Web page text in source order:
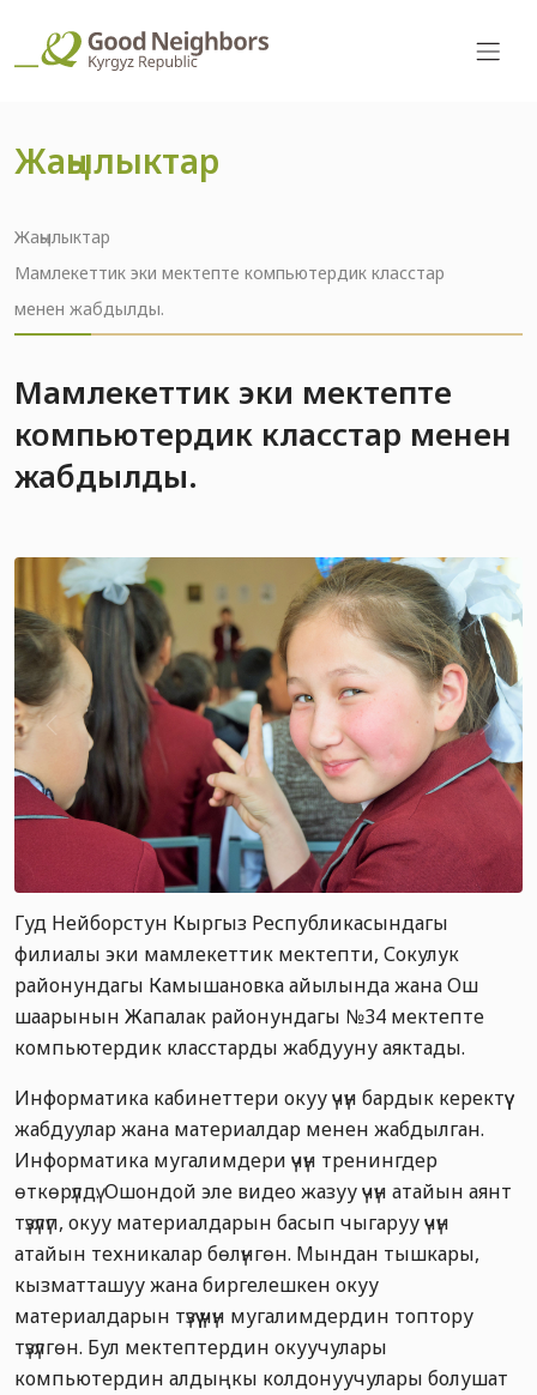
Жаңылыктар
Жаңылыктар
Мамлекеттик эки мектепте компьютердик класстар
менен жабдылды.
Мамлекеттик эки мектепте
компьютердик класстар менен
жабдылды.
Гуд Нейборстун Кыргыз Республикасындагы
филиалы эки мамлекеттик мектепти, Сокулук
районундагы Камышановка айылында жана Ош
шаарынын Жапалак районундагы №34 мектепте
компьютердик класстарды жабдууну аяктады.
Информатика кабинеттери окуу үчүн бардык керектүү
жабдуулар жана материалдар менен жабдылган.
Информатика мугалимдери үчүн тренингдер
өткөрүлдү. Ошондой эле видео жазуу үчүн атайын аянт
түзүлүп, окуу материалдарын басып чыгаруу үчүн
атайын техникалар бөлүнгөн. Мындан тышкары,
кызматташуу жана биргелешкен окуу
материалдарын түзүү үчүн мугалимдердин топтору
түзүлгөн. Бул мектептердин окуучулары
компьютердин алдыңкы колдонуучулары болушат